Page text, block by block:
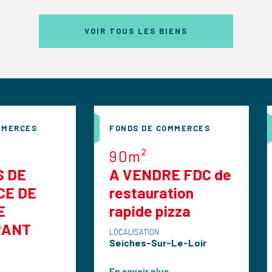
VOIR TOUS LES BIENS
FONDS DE COMMERCES
A VENDRE FDC de
restauration
LOCALISATION
Seiches-Sur-Le-Loir
FONDS DE
Vend salon
coiffure